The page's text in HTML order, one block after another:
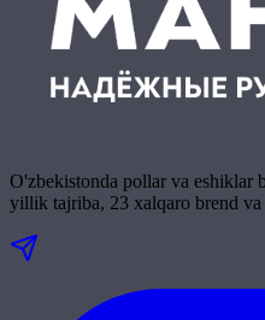
O'zbekistonda pollar va eshiklar
yillik tajriba, 23 xalqaro brend